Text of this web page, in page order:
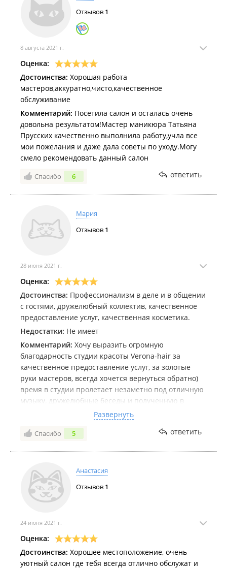
Отзывов 1
8 августа 2021 г.
Оценка:
Достоинства: Хорошая работа
мастеров,аккуратно,чисто,качественное
обслуживание
Комментарий: Посетила салон и осталась очень
довольна результатом!Мастер маникюра Татьяна
Прусских качественно выполнила работу,учла все
мои пожелания и даже дала советы по уходу.Могу
смело рекомендовать данный салон
Спасибо 6 ответить
Мария
Отзывов 1
28 июня 2021 г.
Оценка:
Достоинства: Профессионализм в деле и в общении
с гостями, дружелюбный коллектив, качественное
предоставление услуг, качественная косметика.
Недостатки: Не имеет
Комментарий: Хочу выразить огромную
благодарность студии красоты Verona-hair за
качественное предоставление услуг, за золотые
руки мастеров, всегда хочется вернуться обратно)
время в студии пролетает незаметно под отличную
музыку, дружелюбные беседы и полученную в
результате посещения результаты. В студию хожу
уже почти 1.5 года, с момента ее открытия. Ни разу
не ушла без отличного настроения. Окрашивание и
Развернуть
Спасибо 5 ответить
Анастасия
Отзывов 1
24 июня 2021 г.
Оценка:
Достоинства: Хорошее местоположение, очень
уютный салон где тебя всегда отлично обслужат и